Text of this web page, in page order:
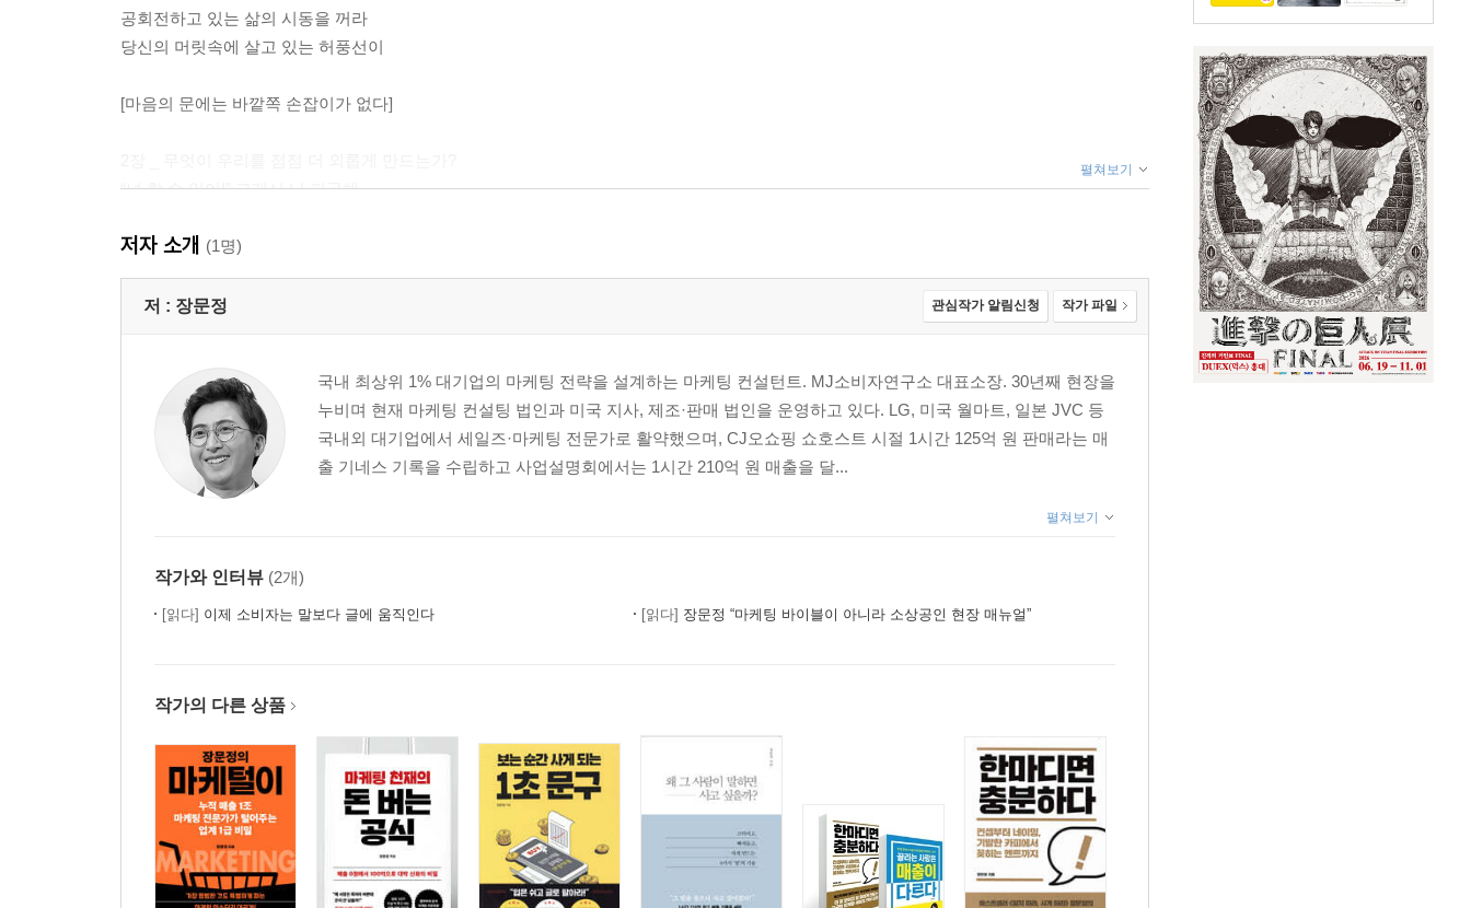
공회전하고 있는 삶의 시동을 꺼라
당신의 머릿속에 살고 있는 허풍선이
[마음의 문에는 바깥쪽 손잡이가 없다]
“넌 할 수 있어!” 그래서 난 피곤해
편견의 장벽이 사람을 밀어낸다
버스 놓치면 어때? 다음 거 타면 되지
살아야 할 이유는 있어도 죽을 권리는 없다
[안 되는 것을 내려놓을 수 있는 용기]
3장 _ 외로운 섬처럼 떨어져 살아가는 외톨이들에게
나 혼자 산다는 것의 공허
‘갑질’의 덫, 을의 모멸감에서 해방되기
관계란 너와 내가 다름을 인정하는 것
4장 _ 우리는 모두 누군가에게 의미 있는 존재
감정노동 공화국에서 작은 혁명을 일으키는 법
후회 없이, 점점 더 훌륭하게 실패하라
단순하고 행복한 인생을 위한 일상 가지치기
타인과 인생의 시간을 공유할 때 누릴 수 있는 풍요
나는 불안한 주인공보다 안락한 가장자리가 좋다
펼쳐보기
저자 소개 (1명)
저 : 장문정 관심작가 알림신청 작가 파일
국내 최상위 1% 대기업의 마케팅 전략을 설계하는 마케팅 컨설턴트. MJ소비자연구소 대표소장. 30년째 현장을
누비며 현재 마케팅 컨설팅 법인과 미국 지사, 제조·판매 법인을 운영하고 있다. LG, 미국 월마트, 일본 JVC 등
국내외 대기업에서 세일즈·마케팅 전문가로 활약했으며, CJ오쇼핑 쇼호스트 시절 1시간 125억 원 판매라는 매
출 기네스 기록을 수립하고 사업설명회에서는 1시간 210억 원 매출을 달...
펼쳐보기
작가와 인터뷰 (2개)
[읽다] 이제 소비자는 말보다 글에 움직인다 [읽다] 장문정 “마케팅 바이블이 아니라 소상공인 현장 매뉴얼”
작가의 다른 상품